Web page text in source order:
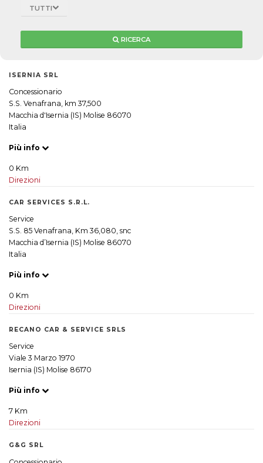
TUTTI
RICERCA
ISERNIA SRL
Concessionario
S.S. Venafrana, km 37,500
Macchia d'Isernia (IS) Molise 86070
Italia
Più info
0 Km
Direzioni
CAR SERVICES S.R.L.
Service
S.S. 85 Venafrana, Km 36,080, snc
Macchia d’Isernia (IS) Molise 86070
Italia
Più info
0 Km
Direzioni
RECANO CAR & SERVICE SRLS
Service
Viale 3 Marzo 1970
Isernia (IS) Molise 86170
Più info
7 Km
Direzioni
G&G SRL